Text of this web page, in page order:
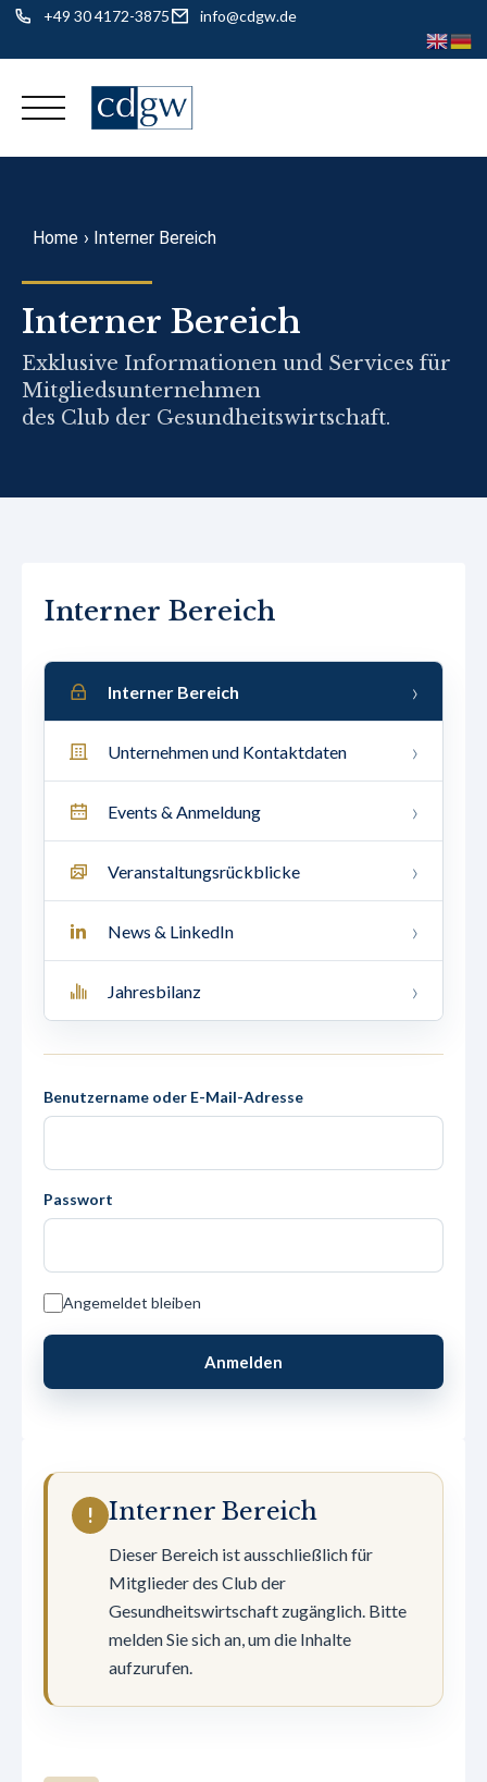
+49 30 4172-3875 info@cdgw.de
Skip
Home › Interner Bereich
Interner Bereich
Exklusive Informationen und Services für
Mitgliedsunternehmen
des Club der Gesundheitswirtschaft.
! Interner Bereich
Dieser Bereich ist ausschließlich für
Mitglieder des Club der
Gesundheitswirtschaft zugänglich. Bitte
melden Sie sich an, um die Inhalte
aufzurufen.
Interner Bereich
Interner Bereich
Unternehmen und Kontaktdaten
Events & Anmeldung
Veranstaltungsrückblicke
News & LinkedIn
Jahresbilanz
Benutzername oder E-Mail-Adresse
Passwort
Angemeldet bleiben